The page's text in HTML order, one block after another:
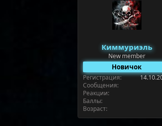
Киммуриэль
New member
Новичок
Регистрация
Сообщения
Реакции
Баллы
Возраст